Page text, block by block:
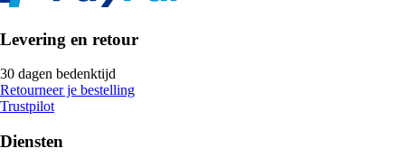
Levering en retour
30 dagen bedenktijd
Retourneer je bestelling
Trustpilot
Diensten